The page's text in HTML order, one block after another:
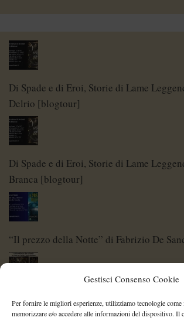
Gestisci Consenso Cookie
Per fornire le migliori esperienze, utilizziamo tecnologie come
memorizzare e/o accedere alle informazioni del dispositivo. Il
Di Spade e di Eroi, Storie di Lame
Delrio [blogtour]
Di Spade e di Eroi, Storie di Lame
Branca [blogtour]
“Il prezzo della Notte” di Fabrizio De
Di Spade e di Eroi – Storie di Lame